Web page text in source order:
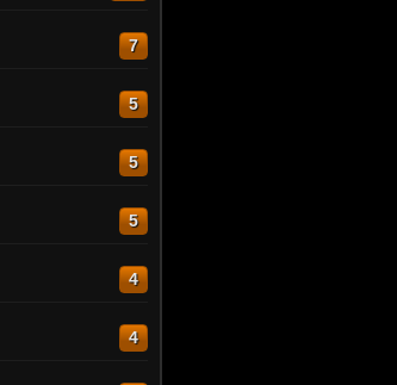
7
5
5
5
4
4